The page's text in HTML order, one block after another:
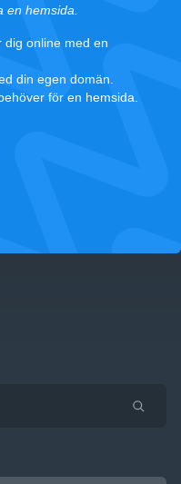
en hemsida.
dig online med en
din egen domän.
för en hemsida.